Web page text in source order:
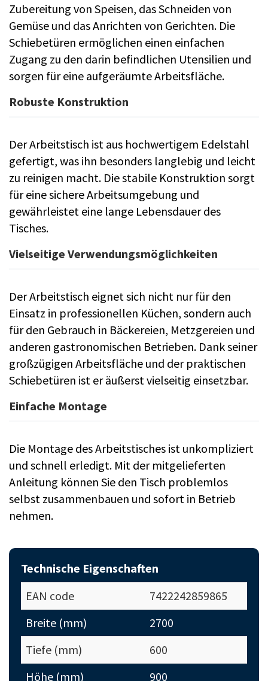
Zubereitung von Speisen, das Schneiden von
Gemüse und das Anrichten von Gerichten. Die
Schiebetüren ermöglichen einen einfachen
Zugang zu den darin befindlichen Utensilien und
sorgen für eine aufgeräumte Arbeitsfläche.
Robuste Konstruktion
Der Arbeitstisch ist aus hochwertigem Edelstahl
gefertigt, was ihn besonders langlebig und leicht
zu reinigen macht. Die stabile Konstruktion sorgt
für eine sichere Arbeitsumgebung und
gewährleistet eine lange Lebensdauer des
Tisches.
Vielseitige Verwendungsmöglichkeiten
Der Arbeitstisch eignet sich nicht nur für den
Einsatz in professionellen Küchen, sondern auch
für den Gebrauch in Bäckereien, Metzgereien und
anderen gastronomischen Betrieben. Dank seiner
großzügigen Arbeitsfläche und der praktischen
Schiebetüren ist er äußerst vielseitig einsetzbar.
Einfache Montage
Die Montage des Arbeitstisches ist unkompliziert
und schnell erledigt. Mit der mitgelieferten
Anleitung können Sie den Tisch problemlos
selbst zusammenbauen und sofort in Betrieb
nehmen.
Technische Eigenschaften
EAN code
7422242859865
Breite (mm)
2700
Tiefe (mm)
600
Höhe (mm)
900